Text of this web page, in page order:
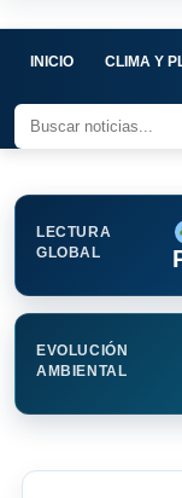
INICIO CLIMA Y
LECTURA
GLOBAL
EVOLUCIÓN
AMBIENTAL